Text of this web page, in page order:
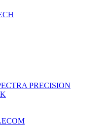
PRECISION